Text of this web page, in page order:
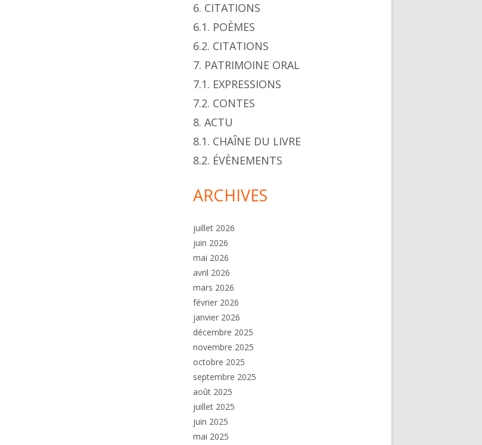
6. CITATIONS
6.1. POÈMES
6.2. CITATIONS
7. PATRIMOINE ORAL
7.1. EXPRESSIONS
7.2. CONTES
8. ACTU
8.1. CHAÎNE DU LIVRE
8.2. ÉVÈNEMENTS
ARCHIVES
juillet 2026
juin 2026
mai 2026
avril 2026
mars 2026
février 2026
janvier 2026
décembre 2025
novembre 2025
octobre 2025
septembre 2025
août 2025
juillet 2025
juin 2025
mai 2025